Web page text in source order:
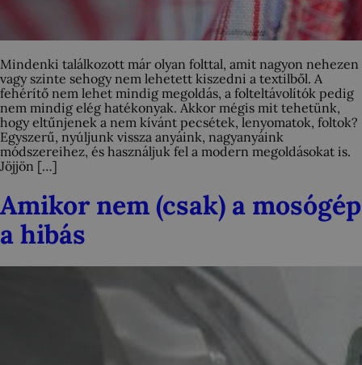
Mindenki találkozott már olyan folttal, amit nagyon nehezen
vagy szinte sehogy nem lehetett kiszedni a textilből. A
fehérítő nem lehet mindig megoldás, a folteltávolítók pedig
nem mindig elég hatékonyak. Akkor mégis mit tehetünk,
hogy eltűnjenek a nem kívánt pecsétek, lenyomatok, foltok?
Egyszerű, nyúljunk vissza anyáink, nagyanyáink
módszereihez, és használjuk fel a modern megoldásokat is.
Jöjjön […]
Amikor nem (csak) a mosógép
a hibás